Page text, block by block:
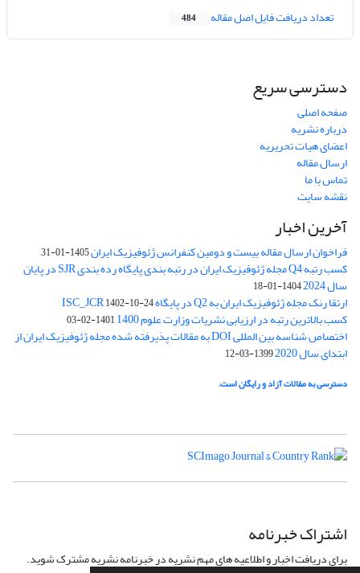
تعداد دریافت فایل اصل مقاله 484
دسترسی سریع
صفحه اصلی
درباره نشریه
اعضای هیات تحریریه
ارسال مقاله
تماس با ما
نقشه سایت
آخرین اخبار
فراخوان ارسال مقاله بیست و دومین کنفرانس ژئوفیزیک ایران1405-01-31
کسب رتبه Q4 مجله ژئوفیزیک ایران در رتبه بندی پایگاه رده بندی SJR در پایان
سال 2024 1404-01-18
ارتقا رنک مجله ژئوفیزیک ایران به Q2 در پایگاه ISC_JCR 1402-10-24
کسب بالاترین رتبه در ارزیابی نشریات وزارت علوم 1400 1401-02-03
اختصاص شناسه بین المللی DOI به مقالات پذیرفته شده مجله ژئوفیزیک ایران از
ابتدای سال 2020 1399-03-12
دسترسی به مقالات آزاد و رایگان است.
اشتراک خبرنامه
برای دریافت اخبار و اطلاعیه های مهم نشریه در خبرنامه نشریه مشترک شوید.